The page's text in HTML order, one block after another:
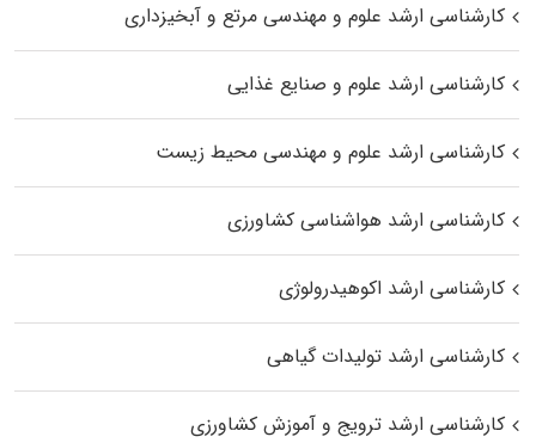
کارشناسی ارشد علوم و مهندسی مرتع و آبخیزداری
کارشناسی ارشد علوم و صنایع غذایی
کارشناسی ارشد علوم و مهندسی محیط زیست
کارشناسی ارشد هواشناسی کشاورزی
کارشناسی ارشد اکوهیدرولوژی
کارشناسی ارشد تولیدات گیاهی
کارشناسی ارشد ترویج و آموزش کشاورزی